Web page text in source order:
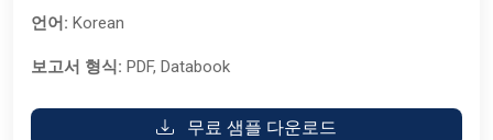
언어: Korean
보고서 형식: PDF, Databook
무료 샘플 다운로드